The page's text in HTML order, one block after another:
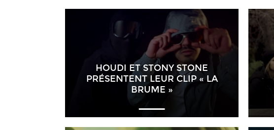
HOUDI ET STONY STONE
PRÉSENTENT LEUR CLIP « LA
BRUME »